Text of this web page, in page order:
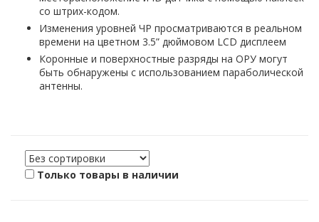
со штрих-кодом.
Изменения уровней ЧР просматриваются в реальном
времени на цветном 3.5” дюймовом LCD дисплеем
Коронные и поверхностные разряды на ОРУ могут
быть обнаружены с использованием параболической
антенны.
Только товары в наличии